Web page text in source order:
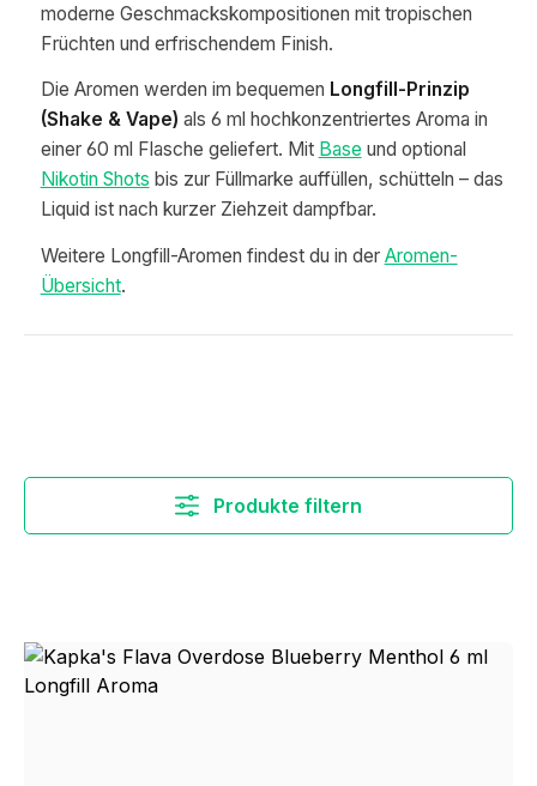
moderne Geschmackskompositionen mit tropischen
Früchten und erfrischendem Finish.
Die Aromen werden im bequemen Longfill-Prinzip
(Shake & Vape) als 6 ml hochkonzentriertes Aroma in
einer 60 ml Flasche geliefert. Mit Base und optional
Nikotin Shots bis zur Füllmarke auffüllen, schütteln – das
Liquid ist nach kurzer Ziehzeit dampfbar.
Weitere Longfill-Aromen findest du in der Aromen-
Übersicht.
Produkte filtern